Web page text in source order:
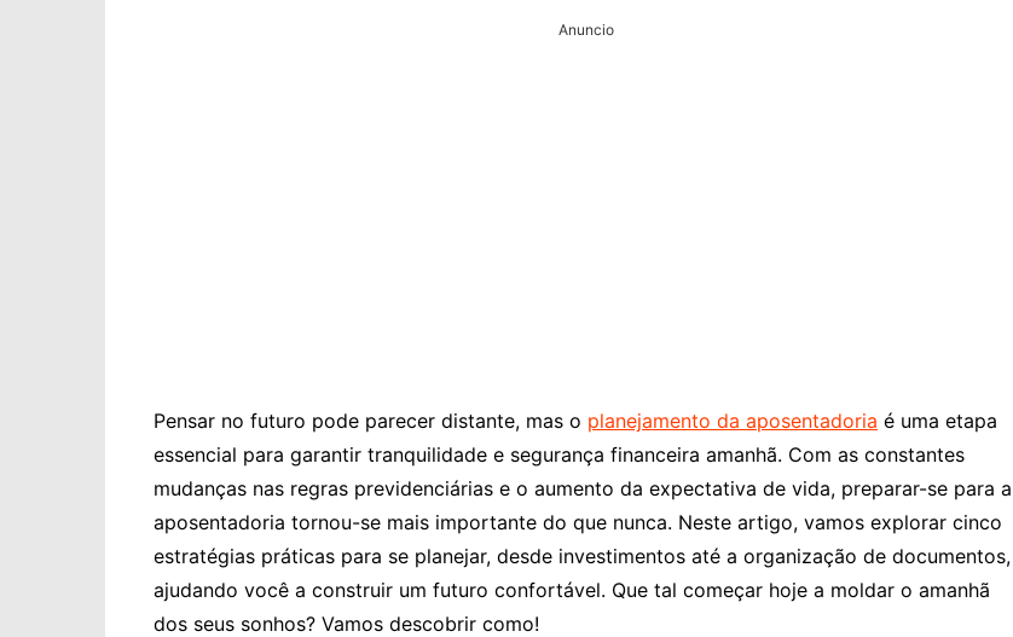
Anuncio
Pensar no futuro pode parecer distante, mas o planejamento da aposentadoria é uma etapa
essencial para garantir tranquilidade e segurança financeira amanhã. Com as constantes
mudanças nas regras previdenciárias e o aumento da expectativa de vida, preparar-se para a
aposentadoria tornou-se mais importante do que nunca. Neste artigo, vamos explorar cinco
estratégias práticas para se planejar, desde investimentos até a organização de documentos,
ajudando você a construir um futuro confortável. Que tal começar hoje a moldar o amanhã
dos seus sonhos? Vamos descobrir como!